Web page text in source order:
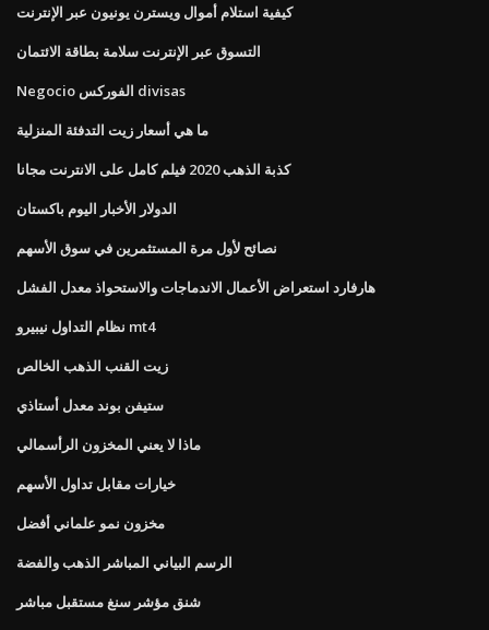
كيفية استلام أموال ويسترن يونيون عبر الإنترنت
التسوق عبر الإنترنت سلامة بطاقة الائتمان
Negocio الفوركس divisas
ما هي أسعار زيت التدفئة المنزلية
كذبة الذهب 2020 فيلم كامل على الانترنت مجانا
الدولار الأخبار اليوم باكستان
نصائح لأول مرة المستثمرين في سوق الأسهم
هارفارد استعراض الأعمال الاندماجات والاستحواذ معدل الفشل
نظام التداول نيبيرو mt4
زيت القنب الذهب الخالص
ستيفن بوند معدل أستاذي
ماذا لا يعني المخزون الرأسمالي
خيارات مقابل تداول الأسهم
مخزون نمو علماني أفضل
الرسم البياني المباشر الذهب والفضة
شنق مؤشر سنغ مستقبل مباشر